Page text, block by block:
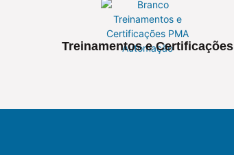
Treinamentos e Certificações